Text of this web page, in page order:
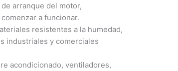
arranque del motor,
a funcionar.
resistentes a la humedad,
industriales y comerciales
acondicionado, ventiladores,